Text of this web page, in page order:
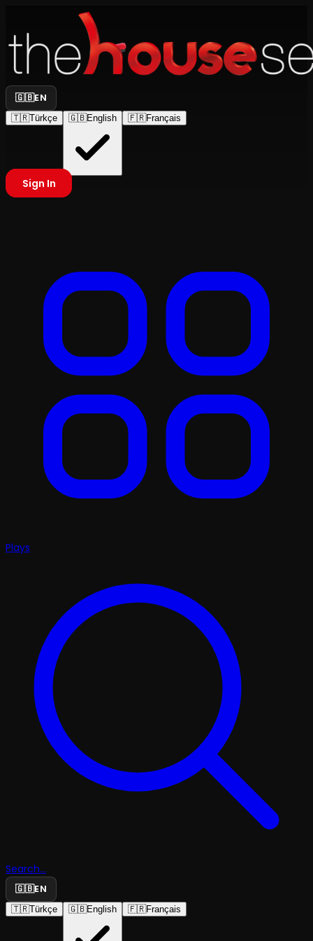
🇬🇧EN
🇹🇷Türkçe 🇬🇧English 🇫🇷Français
Sign In
Plays
Search...
🇬🇧EN
🇹🇷Türkçe 🇬🇧English 🇫🇷Français